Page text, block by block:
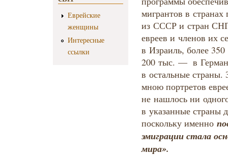
Еврейские
женщины
Интересные
ссылки
мигрантов в
из СССР и стран
евреев и членов их
в Израиль, более
200 тыс. — в
в остальные страны.
мною портретов
не нашлось ни
в указанные страны
поскольку именно
эмиграции стала
мира».